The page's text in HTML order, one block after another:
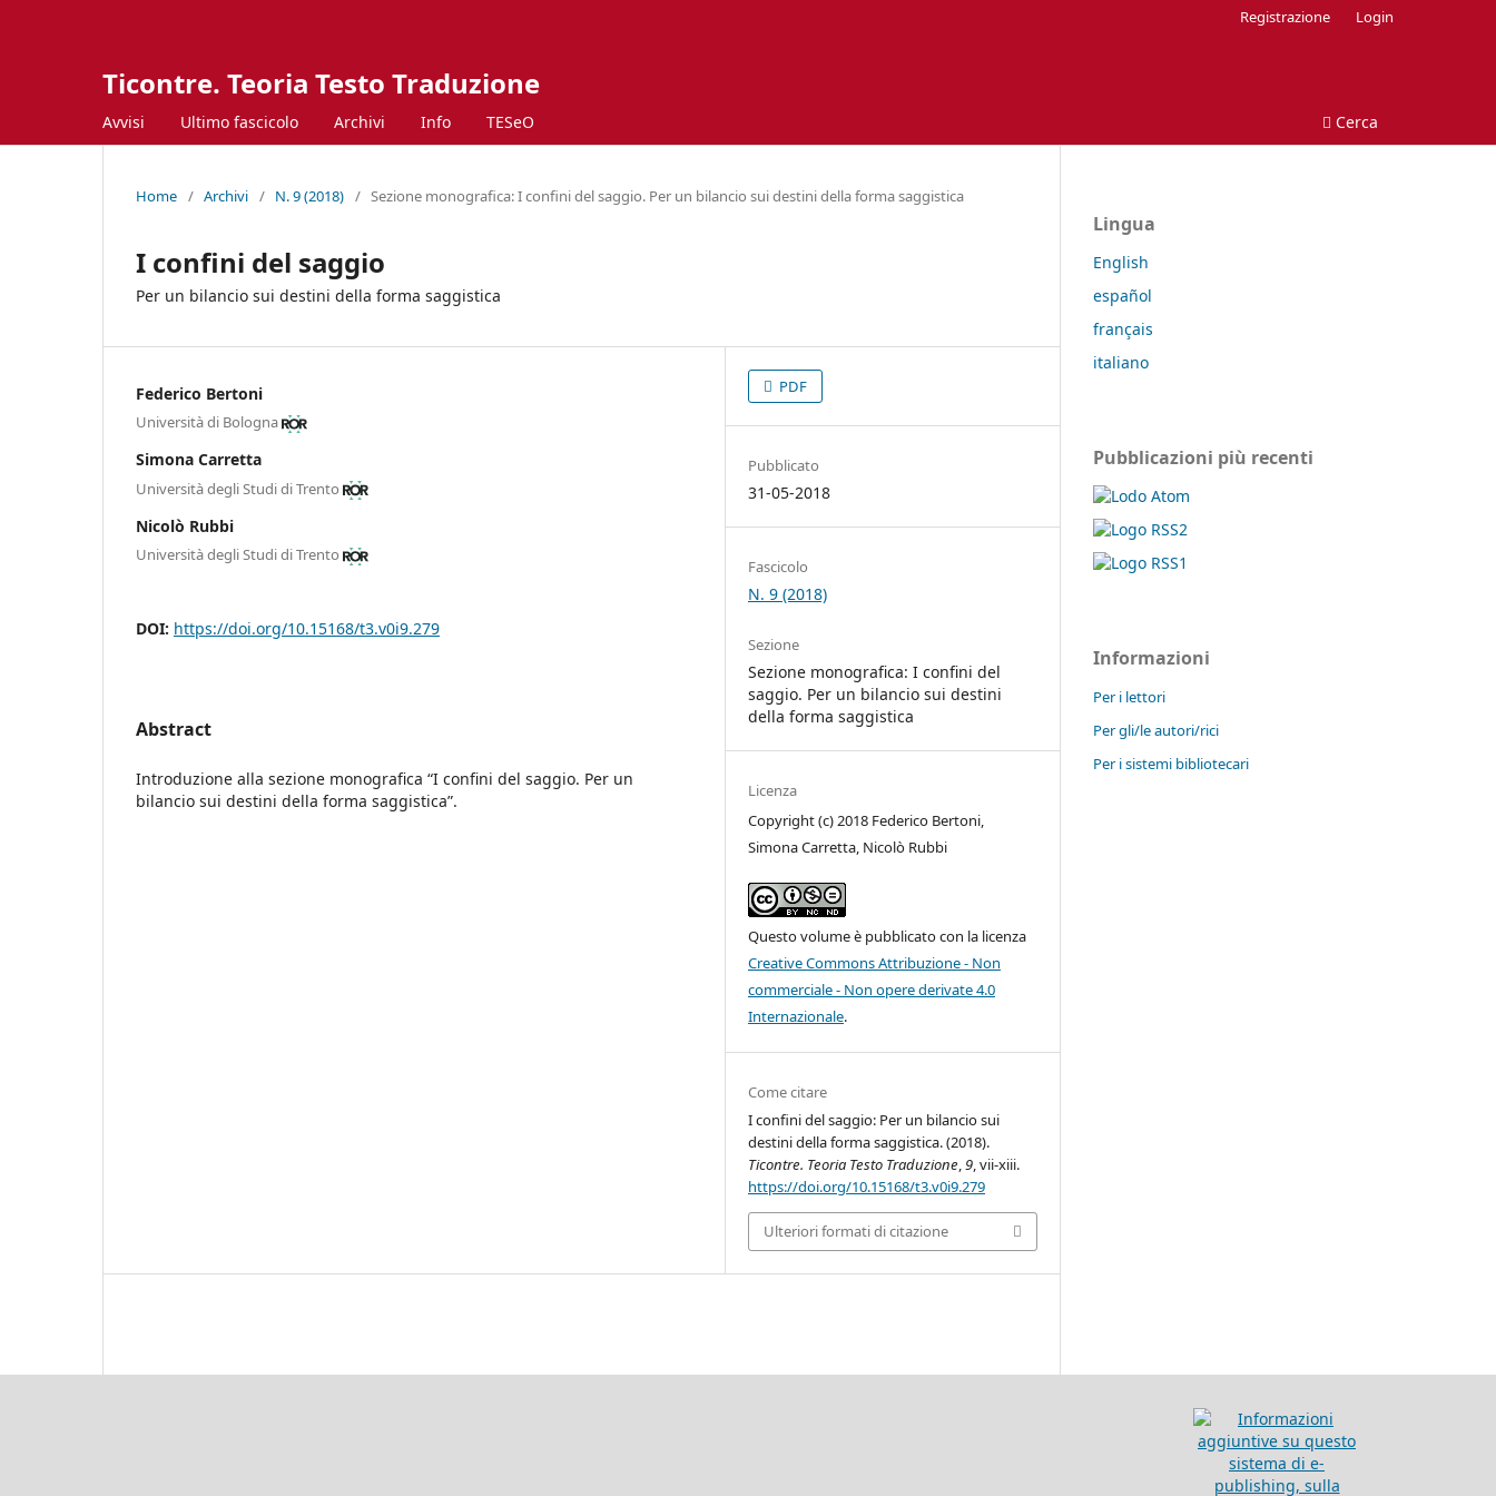
Ticontre. Teoria Testo Traduzione
Avvisi Ultimo fascicolo Archivi Info TESeO Cerca
Registrazione Login
Home / Archivi / N. 9 (2018) / Sezione monografica: I confini del saggio. Per un bilancio sui destini della forma saggistica
I confini del saggio
Per un bilancio sui destini della forma saggistica
Federico Bertoni
Università di Bologna
Simona Carretta
Università degli Studi di Trento
Nicolò Rubbi
Università degli Studi di Trento
DOI: https://doi.org/10.15168/t3.v0i9.279
Abstract
Introduzione alla sezione monografica “I confini del saggio. Per un
bilancio sui destini della forma saggistica”.
PDF
Pubblicato
31-05-2018
Fascicolo
N. 9 (2018)
Sezione
Sezione monografica: I confini del
saggio. Per un bilancio sui destini
della forma saggistica
Licenza
Copyright (c) 2018 Federico Bertoni,
Simona Carretta, Nicolò Rubbi
Questo volume è pubblicato con la licenza
Creative Commons Attribuzione - Non
commerciale - Non opere derivate 4.0
Internazionale.
Come citare
I confini del saggio: Per un bilancio sui
destini della forma saggistica. (2018).
Ticontre. Teoria Testo Traduzione,9, vii-xiii.
https://doi.org/10.15168/t3.v0i9.279
Ulteriori formati di citazione
Lingua
English
español
français
italiano
Pubblicazioni più recenti
Informazioni
Per i lettori
Per gli/le autori/rici
Per i sistemi bibliotecari